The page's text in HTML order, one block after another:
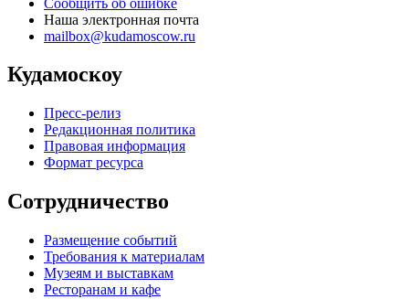
Наша электронная почта
mailbox@kudamoscow.ru
Кудамоскоу
Пресс-релиз
Редакционная политика
Правовая информация
Формат ресурса
Сотрудничество
Размещение событий
Требования к материалам
Музеям и выставкам
Ресторанам и кафе